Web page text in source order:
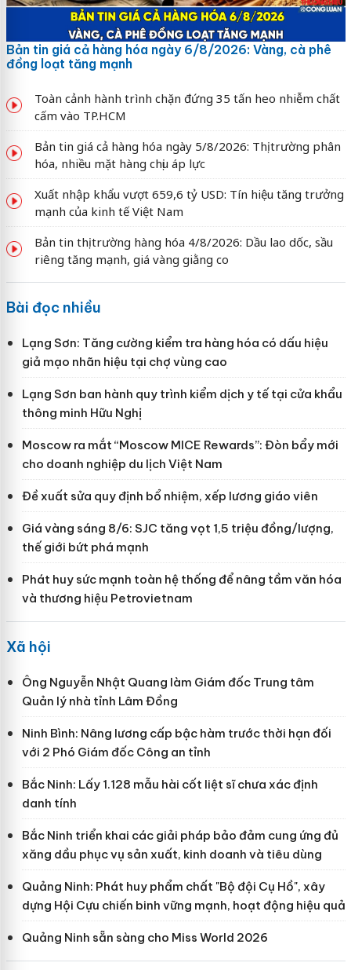
Bản tin giá cả hàng hóa ngày 6/8/2026: Vàng, cà phê
đồng loạt tăng mạnh
Toàn cảnh hành trình chặn đứng 35 tấn heo nhiễm chất
cấm vào TP.HCM
Bản tin giá cả hàng hóa ngày 5/8/2026: Thị trường phân
hóa, nhiều mặt hàng chịu áp lực
Xuất nhập khẩu vượt 659,6 tỷ USD: Tín hiệu tăng trưởng
mạnh của kinh tế Việt Nam
Bản tin thị trường hàng hóa 4/8/2026: Dầu lao dốc, sầu
riêng tăng mạnh, giá vàng giằng co
Bài đọc nhiều
Lạng Sơn: Tăng cường kiểm tra hàng hóa có dấu hiệu
giả mạo nhãn hiệu tại chợ vùng cao
Lạng Sơn ban hành quy trình kiểm dịch y tế tại cửa khẩu
thông minh Hữu Nghị
Moscow ra mắt “Moscow MICE Rewards”: Đòn bẩy mới
cho doanh nghiệp du lịch Việt Nam
Đề xuất sửa quy định bổ nhiệm, xếp lương giáo viên
Giá vàng sáng 8/6: SJC tăng vọt 1,5 triệu đồng/lượng,
thế giới bứt phá mạnh
Phát huy sức mạnh toàn hệ thống để nâng tầm văn hóa
và thương hiệu Petrovietnam
Xã hội
Ông Nguyễn Nhật Quang làm Giám đốc Trung tâm
Quản lý nhà tỉnh Lâm Đồng
Ninh Bình: Nâng lương cấp bậc hàm trước thời hạn đối
với 2 Phó Giám đốc Công an tỉnh
Bắc Ninh: Lấy 1.128 mẫu hài cốt liệt sĩ chưa xác định
danh tính
Bắc Ninh triển khai các giải pháp bảo đảm cung ứng đủ
xăng dầu phục vụ sản xuất, kinh doanh và tiêu dùng
Quảng Ninh: Phát huy phẩm chất "Bộ đội Cụ Hồ", xây
dựng Hội Cựu chiến binh vững mạnh, hoạt động hiệu quả
Quảng Ninh sẵn sàng cho Miss World 2026